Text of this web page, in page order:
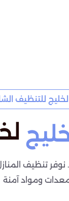
للتنظيف
ومواد آمنة